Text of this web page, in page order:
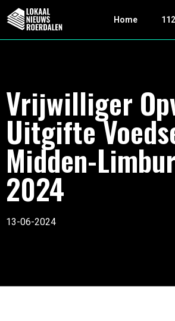
Home
Vrijwilliger
Uitgifte
Midden-
2024
13-06-2024